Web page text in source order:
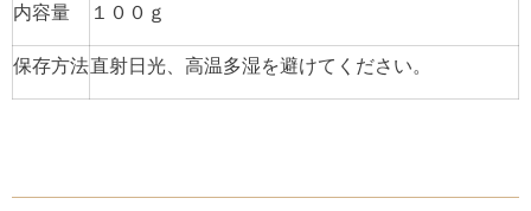
内容量 １００ｇ
保存方法直射日光、高温多湿を避けてください。